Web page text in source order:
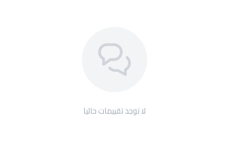
لا توجد تقييمات حاليا